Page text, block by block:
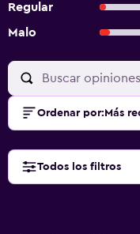
Regular
Malo
Ordenar por: Más
Todos los filtros